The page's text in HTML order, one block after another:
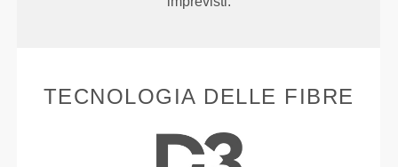
TECNOLOGIA DELLE FIBRE